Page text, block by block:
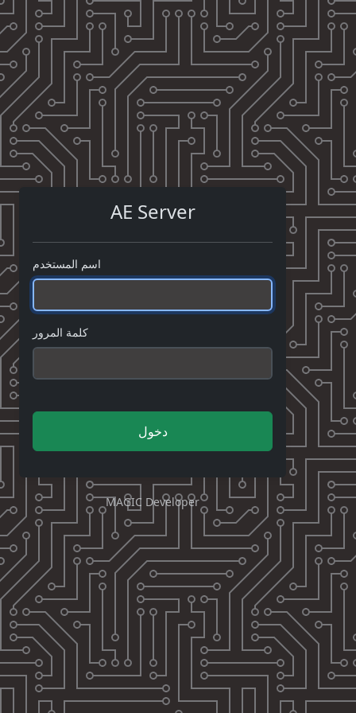
AE Server
اسم المستخدم
كلمة المرور
دخول
MAGIC Developer